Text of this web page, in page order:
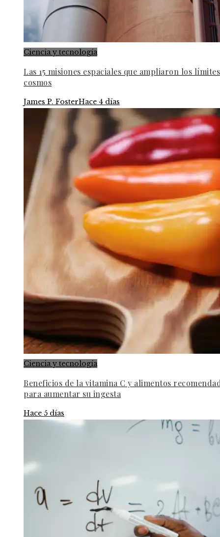
Ciencia y tecnología
Las 15 misiones espaciales que ampliaron los
cosmos
James P. FosterHace 4 días
Ciencia y tecnología
Beneficios de la vitamina C y alimentos
para aumentar su ingesta
Hace 5 días